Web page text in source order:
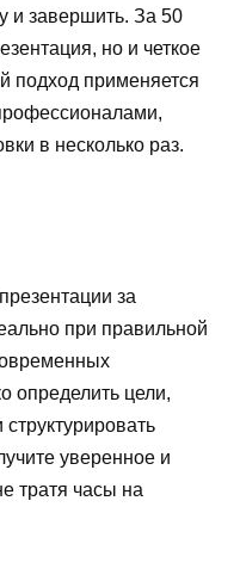
и завершить. За 50
но и четкое
подход применяется
в несколько раз.
за
при правильной
определить цели,
уверенное и
тратя часы на